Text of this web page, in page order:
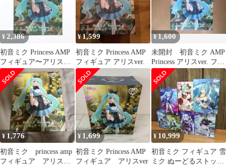
¥ 2,386
初音ミク Princess AMP
フィギュア〜アリス
ver.〜 キャラクター・
ボーカル・シリーズ01
初音ミク プライズ
(451425600) タイトー
¥1,599
初音ミク Princess AMP
フィギュア アリスver.
¥1,600
未開封 初音ミク AMP
Princess アリスver. フィ
ギュア
¥ 1,776
初音ミク princess amp
フィギュア アリス
¥ 1,699
初音ミク Princess AMP
フィギュア アリスver
¥ 10,999
初音ミク フィギュア 雪
ミク ぬーどるストッパ